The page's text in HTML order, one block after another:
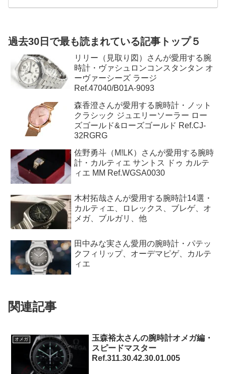
過去30日で最も読まれている記事トップ５
リリー（見取り図）さんが愛用する腕
時計・ヴァシュロンコンスタンタン オ
ーヴァーシーズ ラージ
Ref.47040/B01A-9093
森香澄さんが愛用する腕時計・ノット
クラシック ジュエリーソーラー ロー
ズゴールド&ローズゴールド Ref.CJ-
32RGRG
佐野勇斗（M!LK）さんが愛用する腕時
計・カルティエ サントス ドゥ カルテ
ィエ MM Ref.WGSA0030
木村拓哉さんが愛用する腕時計14選・
カルティエ、ロレックス、ブレゲ、オ
メガ、ブルガリ、他
田中みな実さん愛用の腕時計・パテッ
クフィリップ、オーデマピゲ、カルテ
ィエ
関連記事
オメガ
玉森裕太さんの腕時計オメガ編・
スピードマスター
Ref.311.30.42.30.01.005